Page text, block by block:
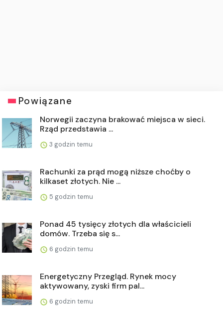
Powiązane
Norwegii zaczyna brakować miejsca w sieci.
Rząd przedstawia ...
3 godzin temu
Rachunki za prąd mogą niższe choćby o
kilkaset złotych. Nie ...
5 godzin temu
Ponad 45 tysięcy złotych dla właścicieli
domów. Trzeba się s...
6 godzin temu
Energetyczny Przegląd. Rynek mocy
aktywowany, zyski firm pal...
6 godzin temu